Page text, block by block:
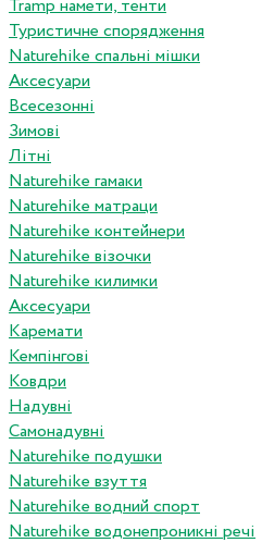
Tramp намети, тенти
Туристичне спорядження
Naturehike спальні мішки
Аксесуари
Всесезонні
Зимові
Літні
Naturehike гамаки
Naturehike матраци
Naturehike контейнери
Naturehike візочки
Naturehike килимки
Аксесуари
Каремати
Кемпінгові
Ковдри
Надувні
Самонадувні
Naturehike подушки
Naturehike взуття
Naturehike водний спорт
Naturehike водонепроникні речі